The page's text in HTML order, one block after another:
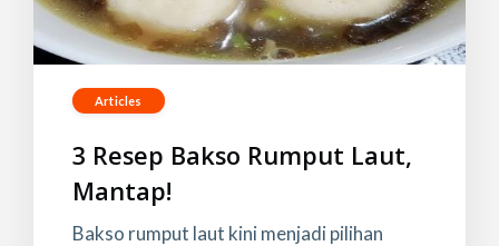
Articles
3 Resep Bakso Rumput Laut,
Mantap!
Bakso rumput laut kini menjadi pilihan